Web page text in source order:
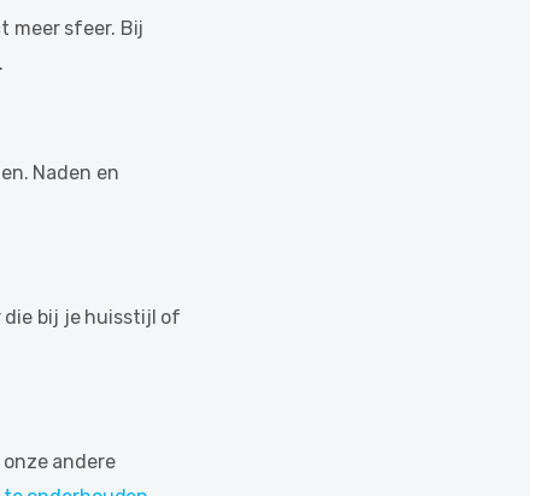
meer sfeer. Bij
Naden en
die bij je huisstijl of
andere